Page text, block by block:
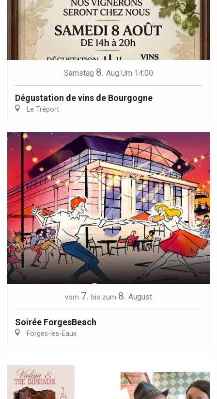
Samstag 8. Aug Um 14:00
Dégustation de vins de Bourgogne
Le Tréport
vom 7. bis zum 8. August
Soirée ForgesBeach
Forges-les-Eaux